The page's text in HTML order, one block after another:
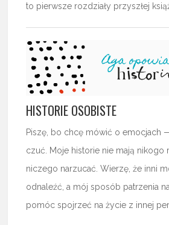
to pierwsze rozdziały przyszłej
HISTORIE OSOBISTE
Piszę, bo chcę mówić o emocjach
czuć. Moje historie nie mają nikogo
niczego narzucać. Wierzę, że inni
odnaleźć, a mój sposób patrzenia
pomóc spojrzeć na życie z innej